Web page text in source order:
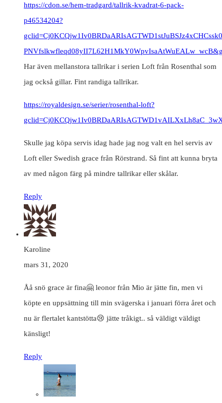
https://cdon.se/hem-tradgard/tallrik-kvadrat-6-pack-
p46534204?
Har även mellanstora tallrikar i serien Loft från Rosenthal som
jag också gillar. Fint randiga tallrikar.
https://royaldesign.se/serier/rosenthal-loft?
Skulle jag köpa servis idag hade jag nog valt en hel servis av
Loft eller Swedish grace från Rörstrand. Så fint att kunna bryta
av med någon färg på mindre tallrikar eller skålar.
Reply
Karoline
mars 31, 2020
Åå snö grace är fina🤗 leonor från Mio är jätte fin, men vi
köpte en uppsättning till min svägerska i januari förra året och
nu är flertalet kantstötta😢 jätte tråkigt.. så väldigt väldigt
känsligt!
Reply